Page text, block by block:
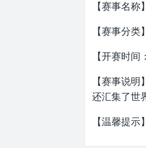
【赛事名
【赛事分
【开赛时
【赛事说
还汇集了世
【温馨提